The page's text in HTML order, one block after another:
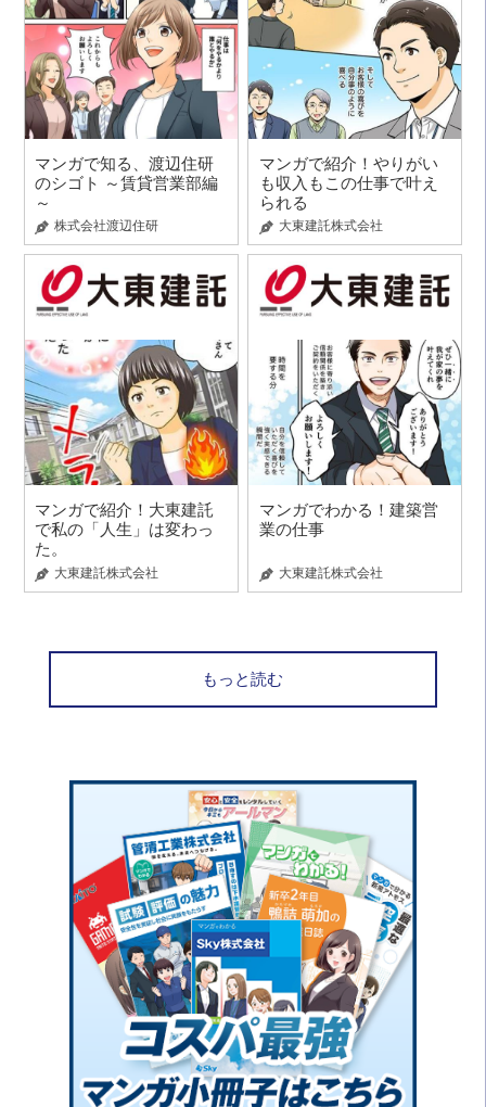
マンガで知る、渡辺住研
のシゴト ～賃貸営業部編
～
株式会社渡辺住研
マンガで紹介！やりがい
も収入もこの仕事で叶え
られる
大東建託株式会社
マンガで紹介！大東建託
で私の「人生」は変わっ
た。
大東建託株式会社
マンガでわかる！建築営
業の仕事
大東建託株式会社
もっと読む